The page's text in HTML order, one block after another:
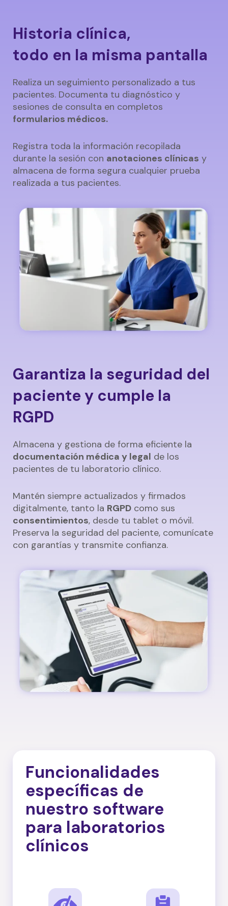
Historia clínica,
todo en la misma pantalla
Realiza un seguimiento personalizado a tus
pacientes. Documenta tu diagnóstico y
sesiones de consulta en completos
formularios médicos.
Registra toda la información recopilada
durante la sesión con anotaciones clínicas y
almacena de forma segura cualquier prueba
realizada a tus pacientes.
Garantiza la seguridad del
paciente y cumple la
RGPD
Almacena y gestiona de forma eficiente la
documentación médica y legal de los
pacientes de tu laboratorio clínico.
Mantén siempre actualizados y firmados
digitalmente, tanto la RGPD como sus
consentimientos, desde tu tablet o móvil.
Preserva la seguridad del paciente, comunícate
con garantías y transmite confianza.
Funcionalidades
específicas de
nuestro software
para laboratorios
clínicos